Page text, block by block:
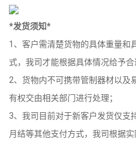
*发货须知*
1、客户需清楚货物的具体重量和
式，我司才能根据具体情况给予合
2、货物内不可携带管制器材以及
有权交由相关部门进行处理；
3、我司目前对于新客户发货仅支
月结等其他支付方式，我司根据实